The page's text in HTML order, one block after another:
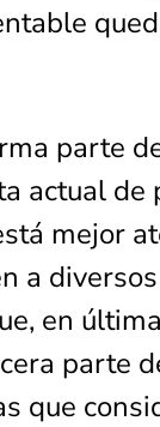
parte
actual de
mejor
a
en
parte
que